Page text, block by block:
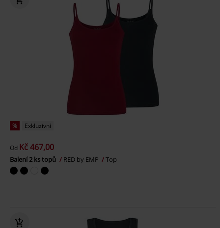
% Exkluzivní
Od Kč 467,00
Balení 2 ks topů RED by EMP Top